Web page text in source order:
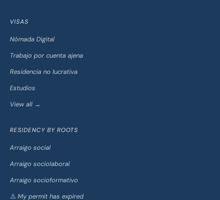
VISAS
Nómada Digital
Trabajo por cuenta ajena
Residencia no lucrativa
Estudios
View all →
RESIDENCY BY ROOTS
Arraigo social
Arraigo sociolaboral
Arraigo socioformativo
⚠️ My permit has expired